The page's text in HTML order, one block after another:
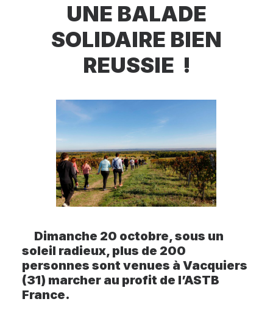
UNE BALADE
SOLIDAIRE BIEN
REUSSIE !
Dimanche 20 octobre, sous un
soleil radieux, plus de 200
personnes sont venues à Vacquiers
(31) marcher au profit de l’ASTB
France.